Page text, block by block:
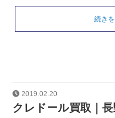
続き
2019.02.20
クレドール買取｜